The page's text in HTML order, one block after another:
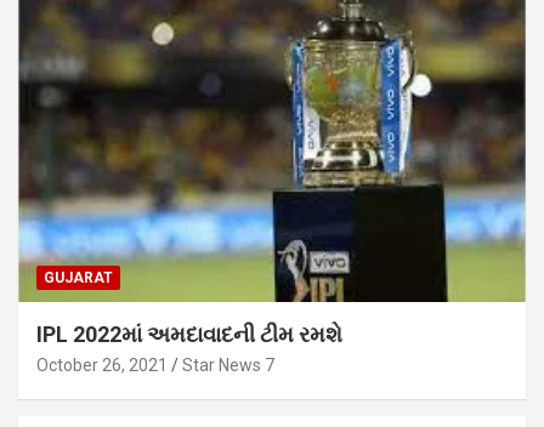
GUJARAT
IPL 2022માં અમદાવાદની ટીમ રમશે
October 26, 2021 Star News 7